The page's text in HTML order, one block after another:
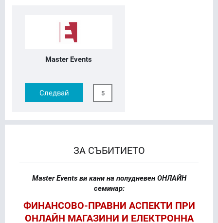
Master Events
Следвай 5
ЗА СЪБИТИЕТО
Master Events ви кани на полудневен ОНЛАЙН
семинар:
ФИНАНСОВО-ПРАВНИ АСПЕКТИ ПРИ
ОНЛАЙН МАГАЗИНИ И ЕЛЕКТРОННА